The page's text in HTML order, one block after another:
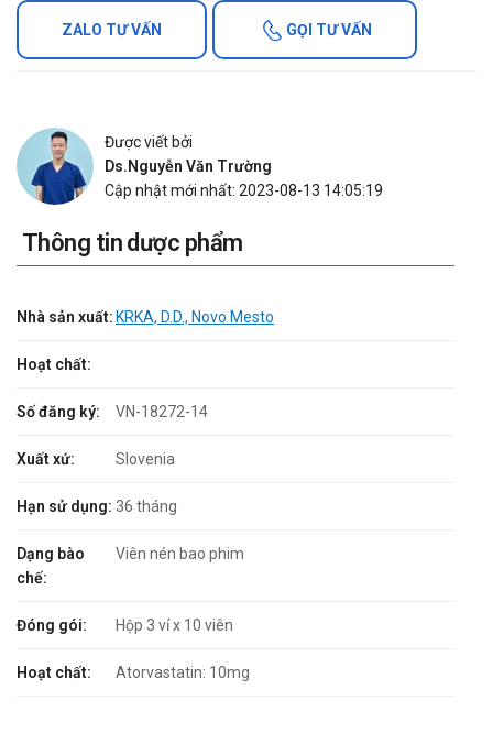
ZALO TƯ VẤN GỌI TƯ VẤN
Được viết bởi
Ds.Nguyễn Văn Trường
Cập nhật mới nhất: 2023-08-13 14:05:19
Thông tin dược phẩm
Nhà sản xuất: KRKA, D.D., Novo Mesto
Hoạt chất:
Số đăng ký: VN-18272-14
Xuất xứ: Slovenia
Hạn sử dụng: 36 tháng
Dạng bào
chế:
Viên nén bao phim
Đóng gói: Hộp 3 vỉ x 10 viên
Hoạt chất: Atorvastatin: 10mg